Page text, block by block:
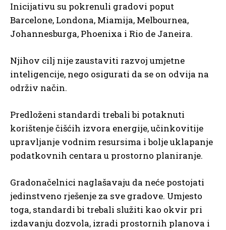
Inicijativu su pokrenuli gradovi poput
Barcelone, Londona, Miamija, Melbournea,
Johannesburga, Phoenixa i Rio de Janeira.
Njihov cilj nije zaustaviti razvoj umjetne
inteligencije, nego osigurati da se on odvija na
održiv način.
Predloženi standardi trebali bi potaknuti
korištenje čišćih izvora energije, učinkovitije
upravljanje vodnim resursima i bolje uklapanje
podatkovnih centara u prostorno planiranje.
Gradonačelnici naglašavaju da neće postojati
jedinstveno rješenje za sve gradove. Umjesto
toga, standardi bi trebali služiti kao okvir pri
izdavanju dozvola, izradi prostornih planova i